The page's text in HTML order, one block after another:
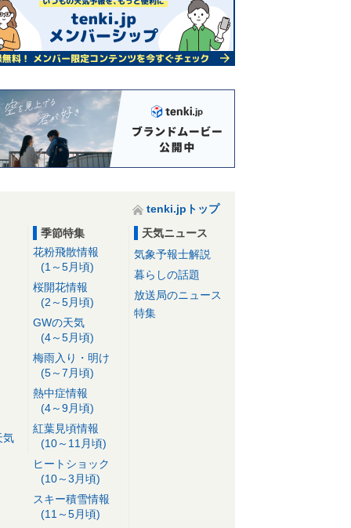
tenki.jpトップ
気
季節特集
花粉飛散情報
(1～5月頃)
桜開花情報
(2～5月頃)
GWの天気
(4～5月頃)
梅雨入り・明け
(5～7月頃)
熱中症情報
(4～9月頃)
紅葉見頃情報
(10～11月頃)
ヒートショック
(10～3月頃)
スキー積雪情報
(11～5月頃)
天気ニュース
気象予報士解説
暮らしの話題
放送局のニュース
特集